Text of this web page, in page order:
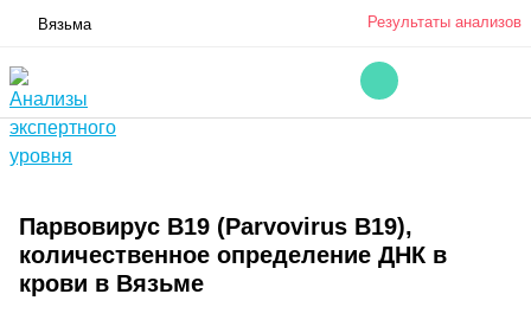
Вязьма Результаты анализов
Парвовирус B19 (Parvovirus B19),
количественное определение ДНК в
крови в Вязьме